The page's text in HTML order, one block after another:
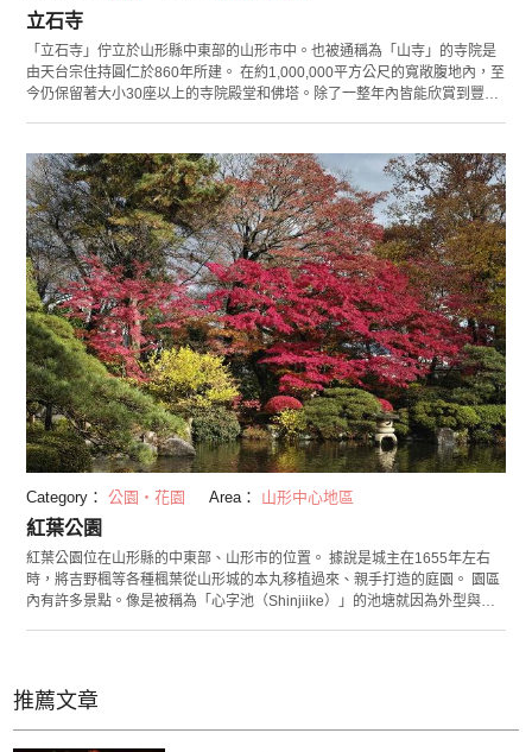
立石寺
「立石寺」佇立於山形縣中東部的山形市中。也被通稱為「山寺」的寺院是
由天台宗住持圓仁於860年所建。 在約1,000,000平方公尺的寬敞腹地內，至
今仍保留著大小30座以上的寺院殿堂和佛塔。除了一整年內皆能欣賞到豐富
踏上約1,015階石階前進的參拜路線中，也能沿路漫步並觀賞境內的重要文化
財產等充滿歷史氣息的建築物。位於路線終點處的「五大堂」，是設有舞台
的建築物。由於此殿堂宛如突出斷崖般佇立著，因此也能將山麓地帶的街景
一覽無遺。
Category： 公園・花園 Area： 山形中心地區
紅葉公園
紅葉公園位在山形縣的中東部、山形市的位置。 據說是城主在1655年左右
時，將吉野楓等各種楓葉從山形城的本丸移植過來、親手打造的庭園。 園區
內有許多景點。像是被稱為「心字池（Shinjiike）」的池塘就因為外型與文
活動。針對一般遊客，茶室也有設立特別席，僅要500日圓即可品茶。 如同
庭園的名稱，這是一個以楓葉而廣為人知的公園。相較於一般的楓葉這裡的
葉子較小，也是吉野楓的一大特徵。你可以在這裡一次看到各種不同類型的
推薦文章